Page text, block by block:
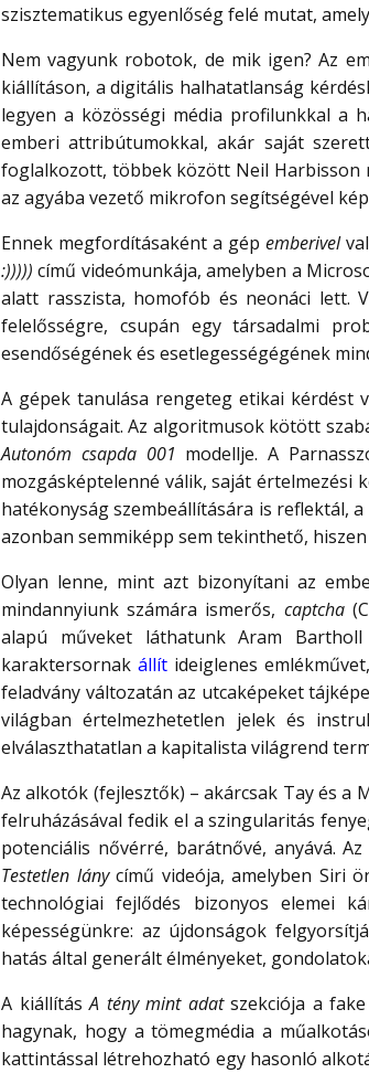
szisztematikus egyenlőség felé mutat,
Nem vagyunk robotok, de mik igen? Az
kiállításon, a digitális halhatatlanság
legyen a közösségi média profilunkkal a
emberi attribútumokkal, akár saját
foglalkozott, többek között Neil Harbisson
az agyába vezető mikrofon segítségével
Ennek megfordításaként a gépemberivel
:))))) című videómunkája, amelyben a
alatt rasszista, homofób és neonáci lett.
felelősségre, csupán egy társadalmi
esendőségének és esetlegességégének
A gépek tanulása rengeteg etikai kérdést
tulajdonságait. Az algoritmusok kötött
Autonóm csapda 001 modellje. A
mozgásképtelenné válik, saját értelmezési
hatékonyság szembeállítására is reflektál,
azonban semmiképp sem tekinthető,
Olyan lenne, mint azt bizonyítani az
mindannyiunk számára ismerős, captcha
alapú műveket láthatunk Aram
karaktersornak állítideiglenes
feladvány változatán az utcaképeket
világban értelmezhetetlen jelek és
elválaszthatatlan a kapitalista világrend
Az alkotók (fejlesztők) – akárcsak Tay és
felruházásával fedik el a szingularitás
potenciális nővérré, barátnővé, anyává.
Testetlen lánycímű videója, amelyben Siri
technológiai fejlődés bizonyos elemei
képességünkre: az újdonságok
hatás által generált élményeket,
A kiállítás A tény mint adatszekciója a
hagynak, hogy a tömegmédia a
kattintással létrehozható egy hasonló